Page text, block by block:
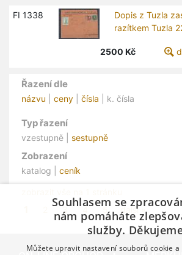
FI 1338
Dopis z Tuzla
razítkem Tuzla
2500 Kč
Řazení dle
názvu ceny čísla | k. čísla
Typ řazení
vzestupně | sestupně
Zobrazení
katalog | ceník
3 4 5 další »
Souhlasem se
nám pomáháte
služby.
Můžete upravit nastavení souborů cookie